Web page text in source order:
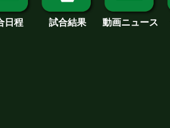
日程 試合結果 動画ニュース